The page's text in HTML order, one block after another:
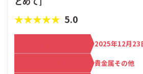
★★★★★ 5.0
2025年12月23
貴金属その他